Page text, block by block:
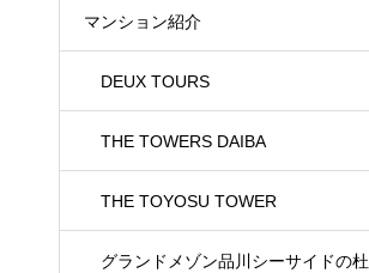
マンション紹介
DEUX TOURS
THE TOWERS DAIBA
THE TOYOSU TOWER
グランドメゾン品川シーサイドの杜